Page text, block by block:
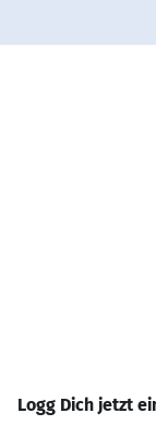
Logg Dich jetzt